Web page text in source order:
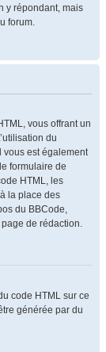
y répondant, mais
forum.
vous offrant un
du
vous est également
formulaire de
HTML, les
la place des
du BBCode,
de rédaction.
code HTML sur ce
générée par du